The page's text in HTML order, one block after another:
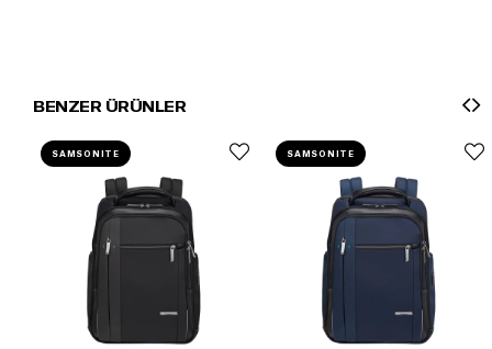
BENZER ÜRÜNLER
SAMSONITE SAMSONITE